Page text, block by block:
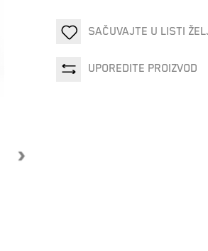
SAČUVAJTE U LISTI
UPOREDITE PROIZVOD